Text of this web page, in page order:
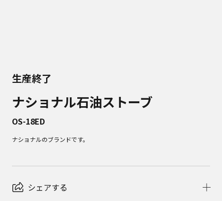
生産終了
ナショナル石油ストーブ
OS-18ED
ナショナルのブランドです。
シェアする